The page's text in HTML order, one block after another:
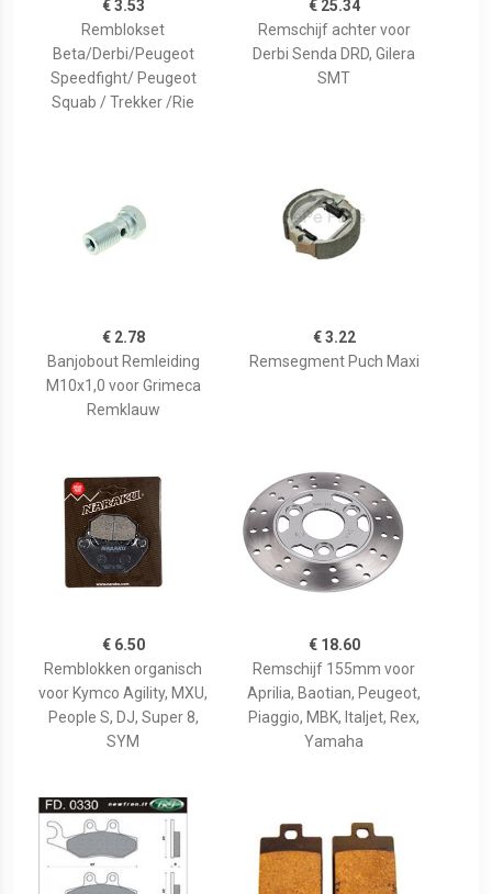
€ 3.53
Remblokset
Beta/Derbi/Peugeot
Speedfight/ Peugeot
Squab / Trekker /Rie
€ 25.34
Remschijf achter voor
Derbi Senda DRD, Gilera
SMT
€ 2.78
Banjobout Remleiding
M10x1,0 voor Grimeca
Remklauw
€ 3.22
Remsegment Puch Maxi
€ 6.50
Remblokken organisch
voor Kymco Agility, MXU,
People S, DJ, Super 8,
SYM
€ 18.60
Remschijf 155mm voor
Aprilia, Baotian, Peugeot,
Piaggio, MBK, Italjet, Rex,
Yamaha